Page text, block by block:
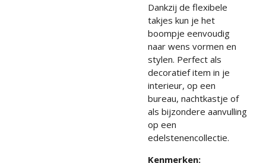
Dankzij de flexibele
takjes kun je het
boompje eenvoudig
naar wens vormen en
stylen. Perfect als
decoratief item in je
interieur, op een
bureau, nachtkastje of
als bijzondere aanvulling
op een
edelstenencollectie.
Kenmerken: